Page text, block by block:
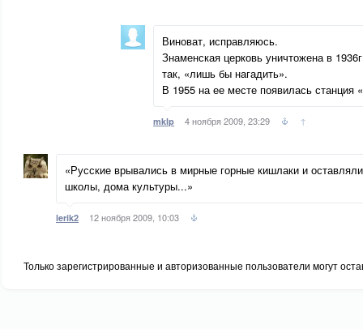
Виноват, исправляюсь.
Знаменская церковь уничтожена в
так, «лишь бы нагадить».
В 1955 на ее месте появилась станция
mklp 4 ноября 2009, 23:29 ↑
«Русские врывались в мирные горные кишлаки и
школы, дома культуры...»
lerik2 12 ноября 2009, 10:03
Только зарегистрированные и авторизованные пользователи могут